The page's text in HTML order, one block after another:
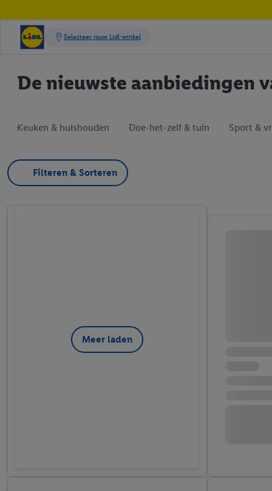
De nieuwste aanbiedingen
Keuken & huishouden Doe-het-zelf & tuin Sport &
Filteren & Sorteren
Meer laden